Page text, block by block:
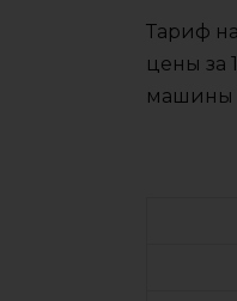
Тариф
цены за
машины